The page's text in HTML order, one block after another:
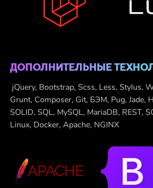
ДОПОЛНИТЕЛЬНЫЕ
jQuery, Bootstrap, Scss, Less, Stylus,
Grunt, Composer, Git, БЭМ, Pug, Jade,
SOLID, SQL, MySQL, MariaDB, REST,
Linux, Docker, Apache, NGINX